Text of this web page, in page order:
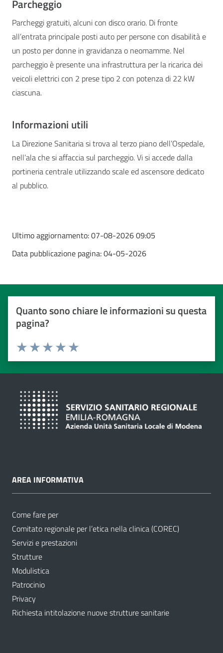
Parcheggio
Parcheggi gratuiti, alcuni con disco orario. Di fronte
all’entrata principale posti auto per persone con disabilità e
un posto per donne in gravidanza o neomamme. Nel
parcheggio è presente una infrastruttura per la ricarica dei
veicoli elettrici con 2 prese tipo 2 con potenza di 22 kW
ciascuna.
Informazioni utili
La Direzione Sanitaria si trova al terzo piano dell’Ospedale,
nell’ala che si affaccia sul parcheggio. Vi si accede dalla
portineria centrale utilizzando scale ed ascensore dedicato
al pubblico.
Ultimo aggiornamento:07-08-2026 09:05
Data pubblicazione pagina:04-05-2026
Quanto sono chiare le informazioni su questa
pagina?
Valuta da 1 a 5 stelle
Valuta 5 stelle su 5
Valuta 4 stelle su 5
Valuta 3 stelle su 5
Valuta 2 stelle su 5
Valuta 1 stelle su 5
AREA INFORMATIVA
Come fare per
Comitato regionale per l’etica nella clinica (COREC)
Servizi e prestazioni
Strutture
Modulistica
Patrocinio
Privacy
Richiesta intitolazione nuove strutture sanitarie